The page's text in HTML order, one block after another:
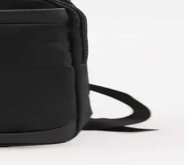
ile uzun ömür sağlar.
model sizin tarzınıza uygun?